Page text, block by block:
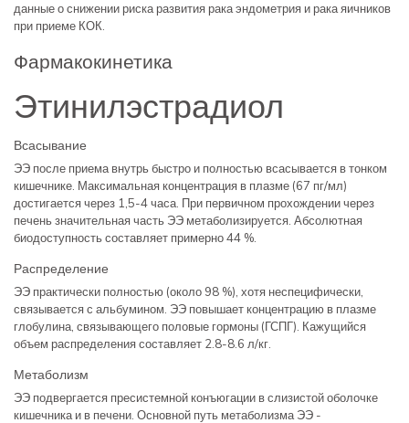
данные о снижении риска развития рака эндометрия и рака яичников
при приеме КОК.
Фармакокинетика
Этинилэстрадиол
Всасывание
ЭЭ после приема внутрь быстро и полностью всасывается в тонком
кишечнике. Максимальная концентрация в плазме (67 пг/мл)
достигается через 1,5-4 часа. При первичном прохождении через
печень значительная часть ЭЭ метаболизируется. Абсолютная
биодоступность составляет примерно 44 %.
Распределение
ЭЭ практически полностью (около 98 %), хотя неспецифически,
связывается с альбумином. ЭЭ повышает концентрацию в плазме
глобулина, связывающего половые гормоны (ГСПГ). Кажущийся
объем распределения составляет 2.8-8.6 л/кг.
Метаболизм
ЭЭ подвергается пресистемной конъюгации в слизистой оболочке
кишечника и в печени. Основной путь метаболизма ЭЭ -